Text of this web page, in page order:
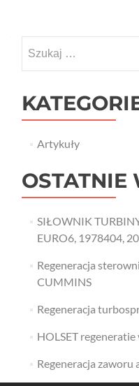
Artykuły
OSTATNIE
SIŁOWNIK
EURO6, 1978404,
Regeneracja
CUMMINS
Regeneracja
HOLSET
Regeneracja zaworu